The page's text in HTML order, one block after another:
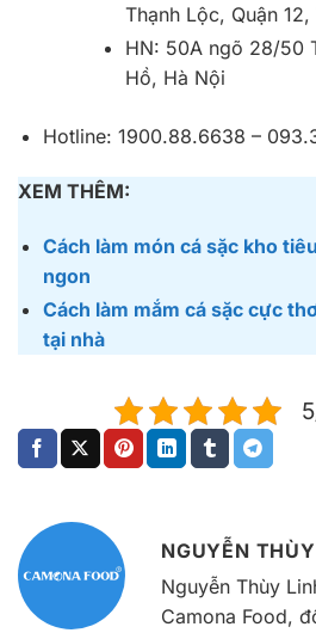
Thạnh Lộc, Quận
HN: 50A ngõ 28/50
Hồ, Hà Nội
Hotline: 1900.88.6638 –
XEM THÊM:
Cách làm món cá sặc kho
ngon
Cách làm mắm cá sặc cực
tại nhà
NGUYỄN
Nguyễn Thùy
Camona Food,